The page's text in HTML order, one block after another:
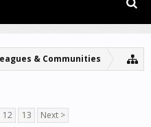
& Communities
12 13 Next >